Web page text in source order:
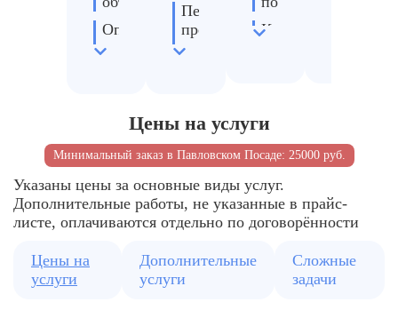
Определяем
приоритетные
технологии
перечень
и
удобное
время
уборки
Формируем
команду
клинеров
Перемещаем
предметы
при
для
уборки
Кухня
пыли
внутри
помещений
Цены на услуги
Минимальный заказ в Павловском Посаде: 25000 руб.
Указаны цены за основные виды услуг.
Дополнительные работы, не указанные в прайс-
листе, оплачиваются отдельно по договорённости
Цены на
услуги
Дополнительные
услуги
Сложные
задачи